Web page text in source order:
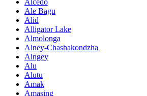
Ale Bagu
Alid
Alligator Lake
Almolonga
Alney-Chashakondzha
Alngey
Alu
Alutu
Amak
Amasing